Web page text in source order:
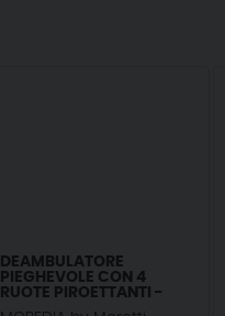
DEAMBULATORE
PIEGHEVOLE CON 4
RUOTE PIROETTANTI -
SMONTABILE